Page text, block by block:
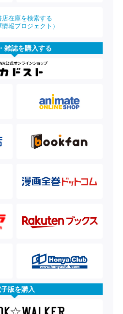
店在庫を検索する
情報プロジェクト）
雑誌を購入する
版を購入